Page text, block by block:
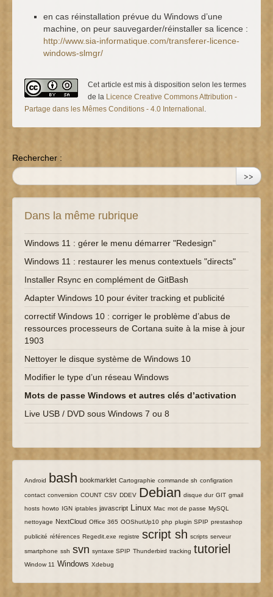
en cas réinstallation prévue du Windows d’une
machine, on peur sauvegarder/réinstaller sa licence :
http://www.sia-informatique.com/transferer-licence-
windows-slmgr/
Cet article est mis à disposition selon les termes
de la Licence Creative Commons Attribution -
Partage dans les Mêmes Conditions - 4.0 International .
Rechercher :
>>
Dans la même rubrique
Windows 11 : gérer le menu démarrer "Redesign"
Windows 11 : restaurer les menus contextuels "directs"
Installer Rsync en complément de GitBash
Adapter Windows 10 pour éviter tracking et publicité
correctif Windows 10 : corriger le problème d’abus de
ressources processeurs de Cortana suite à la mise à jour
1903
Nettoyer le disque système de Windows 10
Modifier le type d’un réseau Windows
Mots de passe Windows et autres clés d’activation
Live USB / DVD sous Windows 7 ou 8
4/118
Android
118/118bash
26/118 bookmarklet
3/118 Cartographie
18/118 commande sh
17/118 configration
4/118
contact
4/118 conversion
4/118 COUNT
4/118 CSV
8/118 DDEV
111/118 Debian
4/118 disque dur
4/118 GIT
4/118 gmail
4/118
hosts
4/118howto
3/118 IGN
3/118 iptables
26/118 javascript
60/118 Linux
12/118 Mac
4/118 mot de passe
12/118 MySQL
4/118
nettoyage
39/118 NextCloud
4/118 Office 365
4/118 OOShutUp10
4/118 php
12/118 plugin SPIP
4/118 prestashop
4/118
publicité
12/118références
4/118 Regedit.exe
4/118 registre
101/118 script sh
4/118 scripts
4/118 serveur
3/118
smartphone
5/118 ssh
93/118 svn
8/118 syntaxe SPIP
15/118 Thunderbird
4/118 tracking
94/118 tutoriel
4/118
Window 11
47/118 Windows
4/118 Xdebug